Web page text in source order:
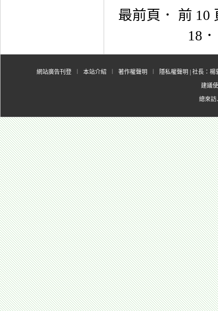
最前頁 ． 前 10
18
網站廣告刊登 本站介紹 著作權聲明 隱私權聲明 | 社長：
建議
總來訪